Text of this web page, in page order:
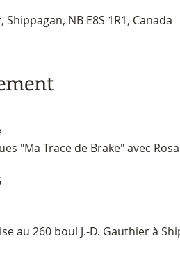
NB E8S 1R1, Canada
"Ma Trace de Brake" avec
au 260 boul J.-D. Gauthier à